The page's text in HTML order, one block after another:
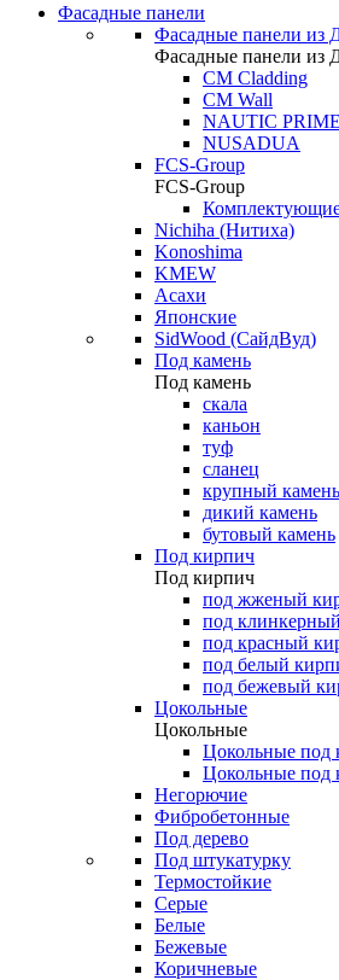
Фасадные панели
Фасадные панели из
Фасадные панели из
CM Cladding
CM Wall
NAUTIC
NUSADUA
FCS-Group
FCS-Group
Nichiha (Нитиха)
Konoshima
KMEW
Асахи
Японские
SidWood (СайдВуд)
Под камень
Под камень
скала
каньон
туф
сланец
крупный камень
дикий камень
бутовый камень
Под кирпич
Под кирпич
под жженый
под
под красный
под белый
под бежевый
Цокольные
Цокольные
Цокольные под
Цокольные под
Негорючие
Фибробетонные
Под дерево
Под штукатурку
Термостойкие
Серые
Белые
Бежевые
Коричневые